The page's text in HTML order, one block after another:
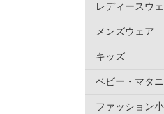
レディースウ
メンズウェア
キッズ
ベビー・マタ
ファッション